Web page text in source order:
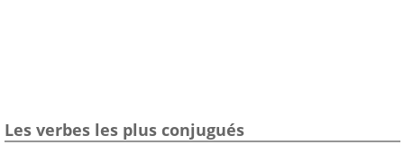
Les verbes les plus conjugués